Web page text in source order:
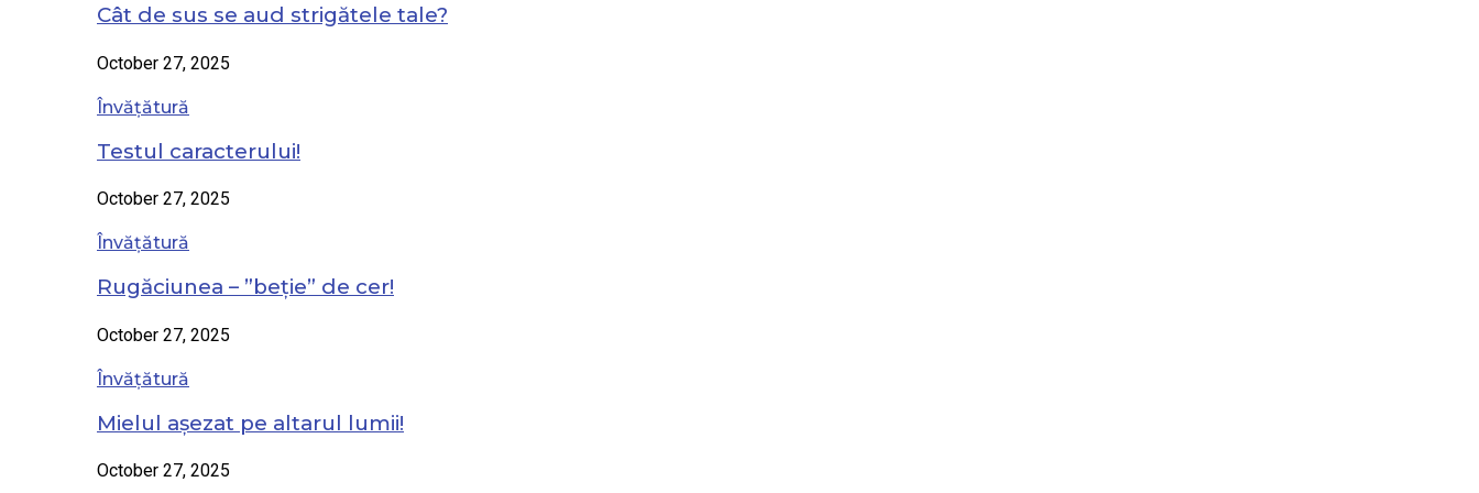
Cât de sus se aud strigătele tale?
October 27, 2025
Învățătură
Testul caracterului!
October 27, 2025
Învățătură
Rugăciunea – ”beție” de cer!
October 27, 2025
Învățătură
Mielul așezat pe altarul lumii!
October 27, 2025